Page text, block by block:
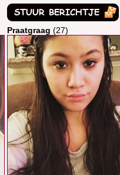
Praatgraag (27)